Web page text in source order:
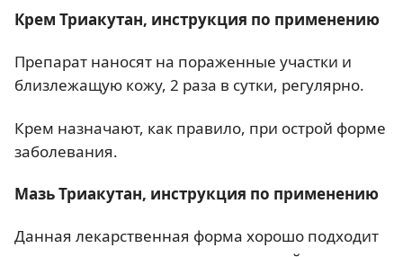
Крем Триакутан, инструкция по применению
Препарат наносят на пораженные участки и
близлежащую кожу, 2 раза в сутки, регулярно.
Крем назначают, как правило, при острой форме
заболевания.
Мазь Триакутан, инструкция по применению
Данная лекарственная форма хорошо подходит